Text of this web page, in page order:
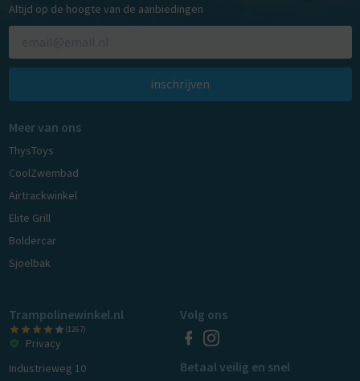
Altijd op de hoogte van de aanbiedingen
inschrijven
Meer van ons
ThysToys
CoolZwembad
Airtrackwinkel
Elite Grill
Boldercar
Sjoelbak
Trampolinewinkel.nl
(1267)
Privacy
Industrieweg 10
Volg ons
Betaal veilig en snel